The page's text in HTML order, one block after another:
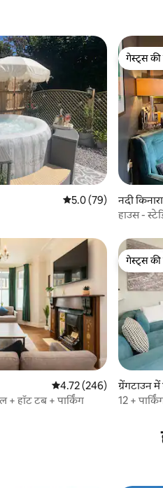
औसत रेटिंग 5 में से 5.0, 79
5.0 (79)
गेस्ट्स
गेस्ट्स
नदी
हाउस -
औसत रेटिंग 5 में से 4.72, 246
4.72 (246)
+ हॉट टब + पार्किंग
गेस्ट्स
गेस्ट्स
ग्रेंगटाउन में
12 +